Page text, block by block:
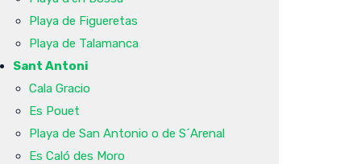
Playa de Figueretas
Playa de Talamanca
Sant Antoni
Cala Gracio
Es Pouet
Playa de San Antonio o de S´Arenal
Es Caló des Moro